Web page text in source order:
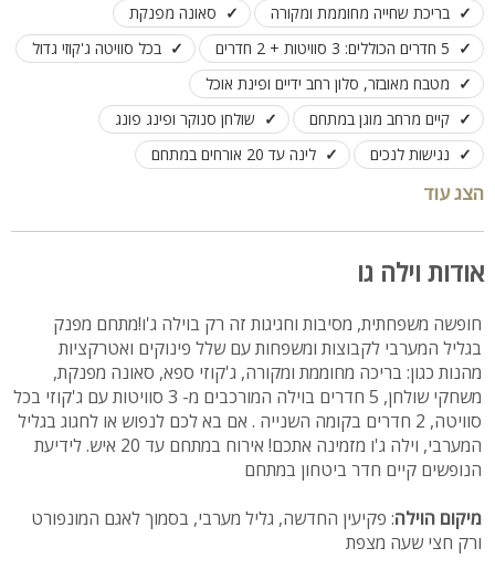
בריכת שחייה מחוממת ומקורה
סאונה מפנקת
5 חדרים הכוללים: 3 סוויטות + 2 חדרים
בכל סוויטה ג'קוזי גדול
מטבח מאובזר, סלון רחב ידיים ופינת אוכל
קיים מרחב מוגן במתחם
שולחן סנוקר ופינג פונג
נגישות לנכים
לינה עד 20 אורחים במתחם
הצג עוד
אודות וילה גו
חופשה משפחתית, מסיבות וחגיגות זה רק בוילה ג'ו!מתחם מפנק
בגליל המערבי לקבוצות ומשפחות עם שלל פינוקים ואטרקציות
מהנות כגון: בריכה מחוממת ומקורה, ג'קוזי ספא, סאונה מפנקת,
משחקי שולחן, 5 חדרים בוילה המורכבים מ- 3 סוויטות עם ג'קוזי בכל
סוויטה, 2 חדרים בקומה השנייה . אם בא לכם לנפוש או לחגוג בגליל
המערבי, וילה ג'ו מזמינה אתכם! אירוח במתחם עד 20 איש. לידיעת
הנופשים קיים חדר ביטחון במתחם
מיקום הוילה: פקיעין החדשה, גליל מערבי, בסמוך לאגם המונפורט
ורק חצי שעה מצפת